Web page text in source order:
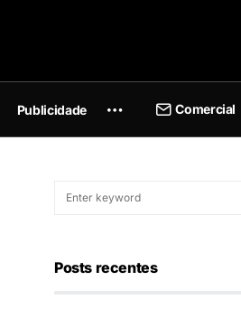
Publicidade Comercial
Posts recentes